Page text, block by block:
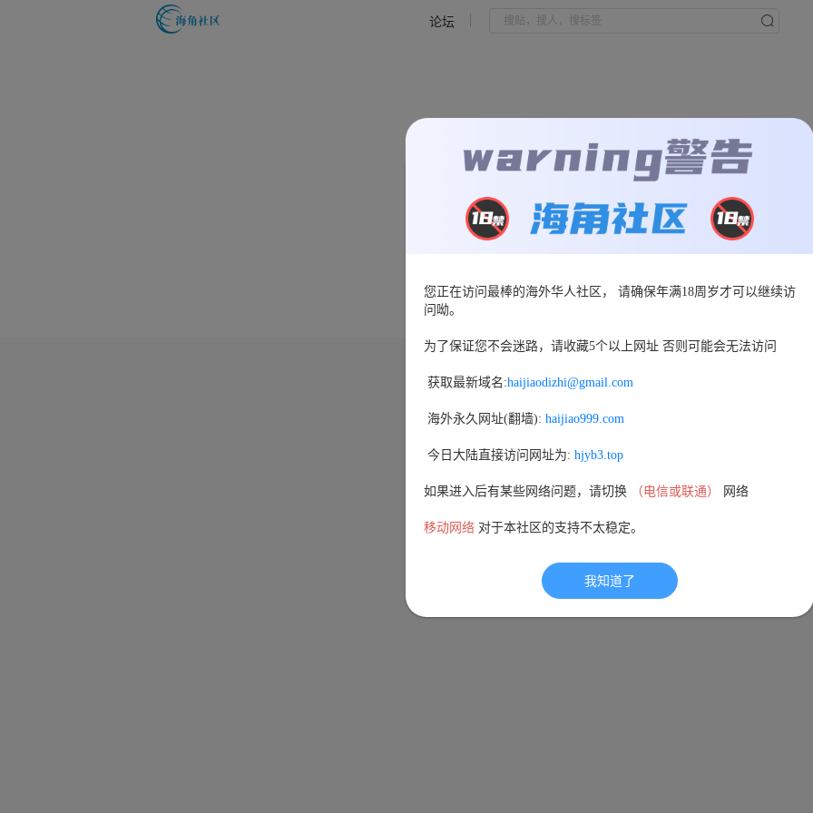
论坛
页面走丢了
您正在访问最棒的海外华人社区， 请确保年满18周岁才可以继续访
问呦。
为了保证您不会迷路，请收藏5个以上网址 否则可能会无法访问
获取最新域名:haijiaodizhi@gmail.com
海外永久网址(翻墙): haijiao999.com
今日大陆直接访问网址为: hjyb3.top
如果进入后有某些网络问题，请切换 （电信或联通） 网络
移动网络 对于本社区的支持不太稳定。
我知道了